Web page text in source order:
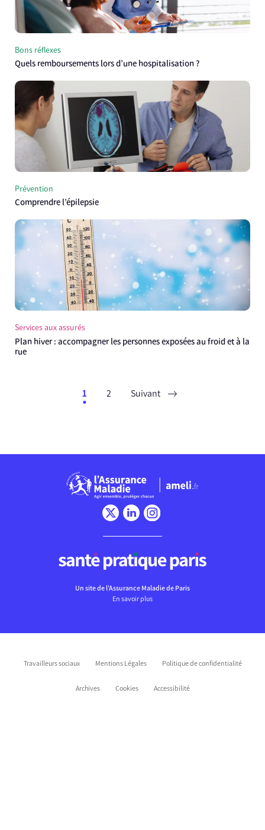
Bons réflexes
Quels remboursements lors d’une hospitalisation ?
Prévention
Comprendre l’épilepsie
Services aux assurés
Plan hiver : accompagner les personnes exposées au froid et à la
rue
1 2 Suivant
Un site de l’Assurance Maladie de Paris
En savoir plus
Travailleurs sociaux Mentions Légales Politique de confidentialité
Archives Cookies Accessibilité